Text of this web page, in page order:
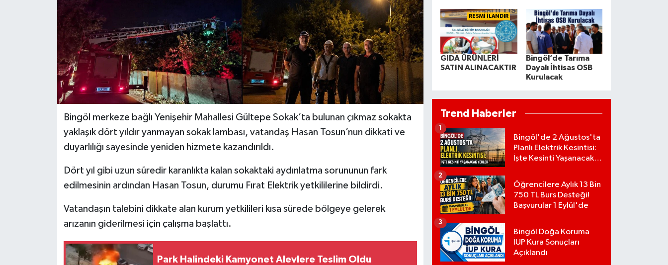
Bingöl merkeze bağlı Yenişehir Mahallesi Gültepe Sokak’ta bulunan çıkmaz sokakta
yaklaşık dört yıldır yanmayan sokak lambası, vatandaş Hasan Tosun’nun dikkati ve
duyarlılığı sayesinde yeniden hizmete kazandırıldı.
Dört yıl gibi uzun süredir karanlıkta kalan sokaktaki aydınlatma sorununun fark
edilmesinin ardından Hasan Tosun, durumu Fırat Elektrik yetkililerine bildirdi.
Vatandaşın talebini dikkate alan kurum yetkilileri kısa sürede bölgeye gelerek
arızanın giderilmesi için çalışma başlattı.
Park Halindeki Kamyonet Alevlere Teslim Oldu
RESMİ İLANDIR
GIDA ÜRÜNLERİ
SATIN ALINACAKTIR
Bingöl’de Tarıma
Dayalı İhtisas OSB
Kurulacak
Trend Haberler
Bingöl'de 2 Ağustos'ta
Planlı Elektrik Kesintisi:
İşte Kesinti Yaşanacak
Öğrencilere Aylık 13 Bin
750 TL Burs Desteği!
Başvurular 1 Eylül'de
2
Bingöl Doğa Koruma
İUP Kura Sonuçları
Açıklandı
3
RESMİ İLANLAR
SAĞLIK
SİYASET
SOLHAN
YAYLADERE